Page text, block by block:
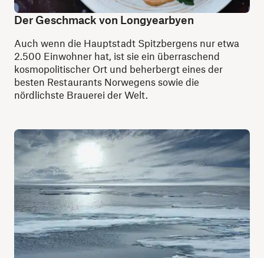
Der Geschmack von Longyearbyen
Auch wenn die Hauptstadt Spitzbergens nur etwa
2.500 Einwohner hat, ist sie ein überraschend
kosmopolitischer Ort und beherbergt eines der
besten Restaurants Norwegens sowie die
nördlichste Brauerei der Welt.